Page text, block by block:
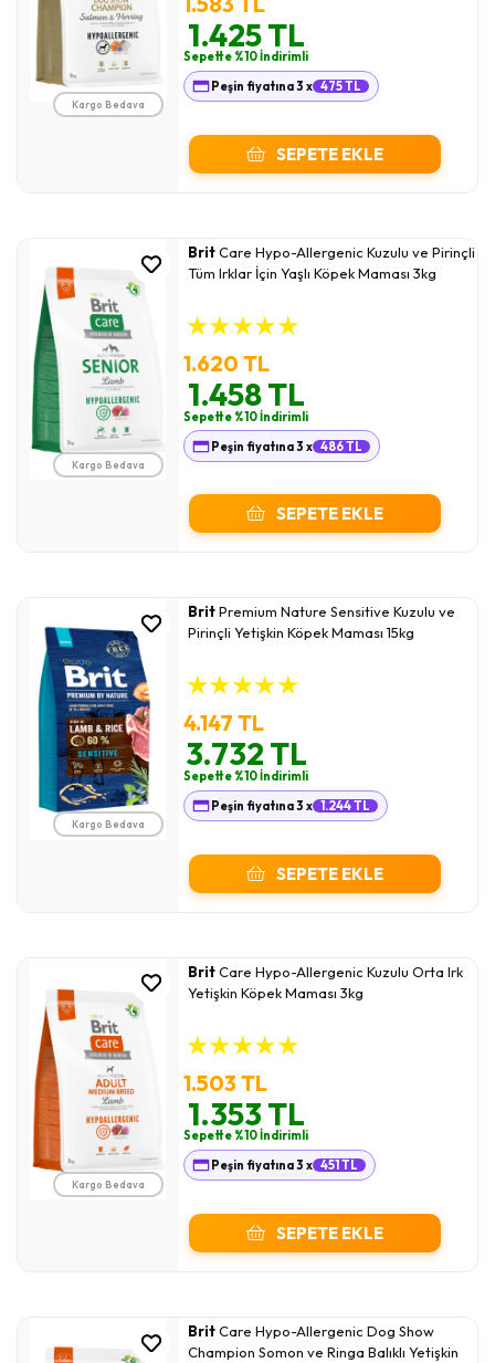
Kargo Bedava
1.425 TL
Sepette %10 İndirimli
Peşin fiyatına 3 x 475 TL
SEPETE EKLE
Kargo Bedava
BritCare Hypo-Allergenic Kuzulu ve Pirinçli
Tüm Irklar İçin Yaşlı Köpek Maması 3kg
★★★★★
1.620 TL
1.458 TL
Sepette %10 İndirimli
Peşin fiyatına 3 x 486 TL
SEPETE EKLE
Kargo Bedava
BritPremium Nature Sensitive Kuzulu ve
Pirinçli Yetişkin Köpek Maması 15kg
★★★★★
4.147 TL
3.732 TL
Sepette %10 İndirimli
Peşin fiyatına 3 x 1.244 TL
SEPETE EKLE
Kargo Bedava
BritCare Hypo-Allergenic Kuzulu Orta Irk
Yetişkin Köpek Maması 3kg
★★★★★
1.503 TL
1.353 TL
Sepette %10 İndirimli
Peşin fiyatına 3 x 451 TL
SEPETE EKLE
BritCare Hypo-Allergenic Dog Show
Champion Somon ve Ringa Balıklı Yetişkin